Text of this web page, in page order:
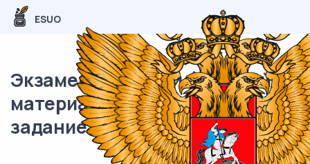
ESUO
Экзаменационный (типовой)
материал ЕГЭ / Русский / 14
задание (24) / 149